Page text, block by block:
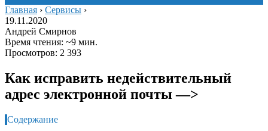
Главная › Сервисы ›
19.11.2020
Андрей Смирнов
Время чтения: ~9 мин.
Просмотров: 2 393
Как исправить недействительный
адрес электронной почты —>
Содержание